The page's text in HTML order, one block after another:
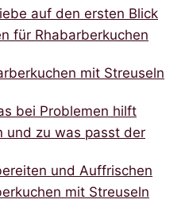
auf den ersten Blick
für Rhabarberkuchen
mit Streuseln
bei Problemen hilft
und zu was passt der
und Auffrischen
mit Streuseln